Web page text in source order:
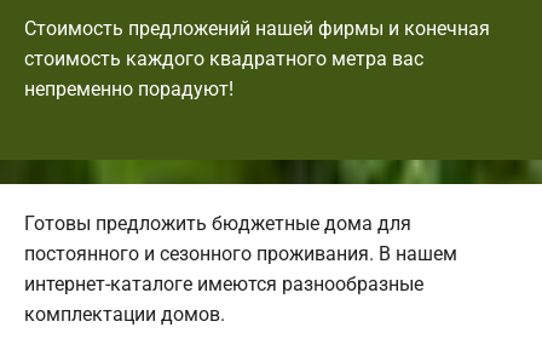
Стоимость предложений нашей фирмы и конечная
стоимость каждого квадратного метра вас
непременно порадуют!
Готовы предложить бюджетные дома для
постоянного и сезонного проживания. В нашем
интернет-каталоге имеются разнообразные
комплектации домов.